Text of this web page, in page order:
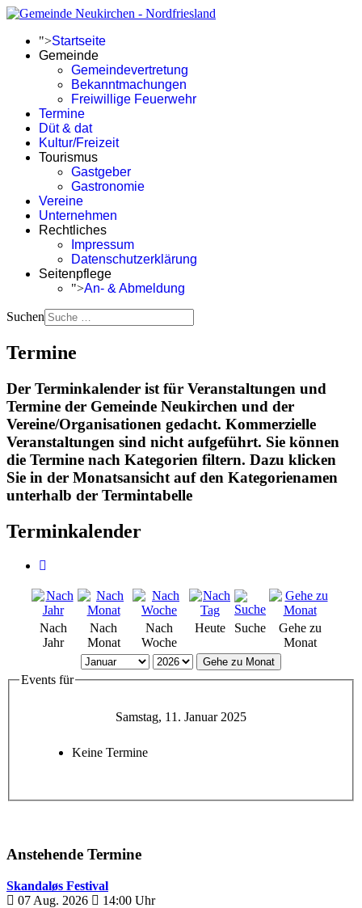
">Startseite
Gemeinde
Gemeindevertretung
Bekanntmachungen
Freiwillige Feuerwehr
Termine
Düt & dat
Kultur/Freizeit
Tourismus
Gastgeber
Gastronomie
Vereine
Unternehmen
Rechtliches
Impressum
Datenschutzerklärung
Seitenpflege
">An- & Abmeldung
Suchen
Termine
Der Terminkalender ist für Veranstaltungen und
Termine der Gemeinde Neukirchen und der
Vereine/Organisationen gedacht. Kommerzielle
Veranstaltungen sind nicht aufgeführt. Sie können
die Termine nach Kategorien filtern. Dazu klicken
Sie in der Monatsansicht auf den Kategorienamen
unterhalb der Termintabelle
Terminkalender
Nach
Jahr
Nach
Monat
Nach
Woche
Heute Suche
Gehe zu
Monat
Gehe zu Monat
Events für
Samstag, 11. Januar 2025
Keine Termine
Anstehende Termine
Skandaløs Festival
07 Aug. 2026
14:00 Uhr